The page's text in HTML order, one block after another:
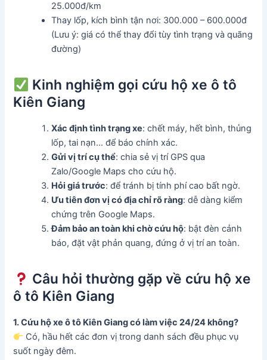
25.000đ/km
Thay lốp, kích bình tận nơi: 300.000 – 600.000đ
(Lưu ý: giá có thể thay đổi tùy tình trạng và quãng
đường)
Kinh nghiệm gọi cứu hộ xe ô tô
Kiên Giang
Xác định tình trạng xe: chết máy, hết bình, thủng
lốp, tai nạn… để báo chính xác.
Gửi vị trí cụ thể: chia sẻ vị trí GPS qua
Zalo/Google Maps cho cứu hộ.
Hỏi giá trước: để tránh bị tính phí cao bất ngờ.
Ưu tiên đơn vị có địa chỉ rõ ràng: dễ dàng kiểm
chứng trên Google Maps.
Đảm bảo an toàn khi chờ cứu hộ: bật đèn cảnh
báo, đặt vật phản quang, đứng ở vị trí an toàn.
Câu hỏi thường gặp về cứu hộ xe
ô tô Kiên Giang
1. Cứu hộ xe ô tô Kiên Giang có làm việc 24/24 không?
Có, hầu hết các đơn vị trong danh sách đều phục vụ
suốt ngày đêm.